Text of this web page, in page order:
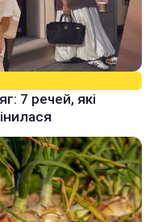
7 речей, які